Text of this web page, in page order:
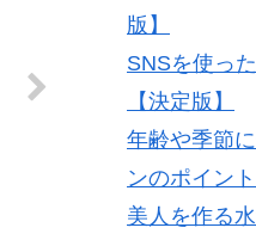
版】
SNSを使っ
【決定版】
年齢や季節
ンのポイン
美人を作る